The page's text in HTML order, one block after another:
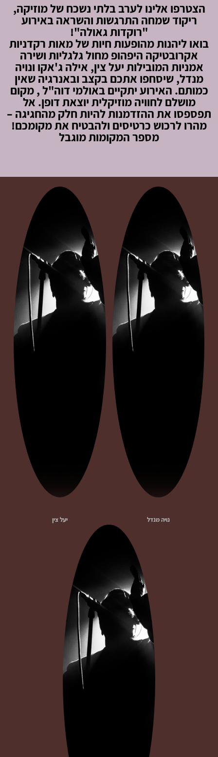
הצטרפו אלינו לערב בלתי נשכח של מוזיקה,
ריקוד שמחה התרגשות והשראה באירוע
"רוקדות גאולה"!
בואו ליהנות מהופעות חיות של מאות רקדניות
אקרובטיקה היפהופ מחול גלגליות ושירה
אמניות המובילות יעל צין, אילה ג'אקו ונויה
מנדל, שיסחפו אתכם בקצב ובאנרגיה שאין
כמותם. האירוע יתקיים באולמי דוה"ל , מקום
מושלם לחוויה מוזיקלית יוצאת דופן. אל
תפספסו את ההזדמנות להיות חלק מהחגיגה –
מהרו לרכוש כרטיסים ולהבטיח את מקומכם!
מספר המקומות מוגבל
נויה מנדל יעל צין